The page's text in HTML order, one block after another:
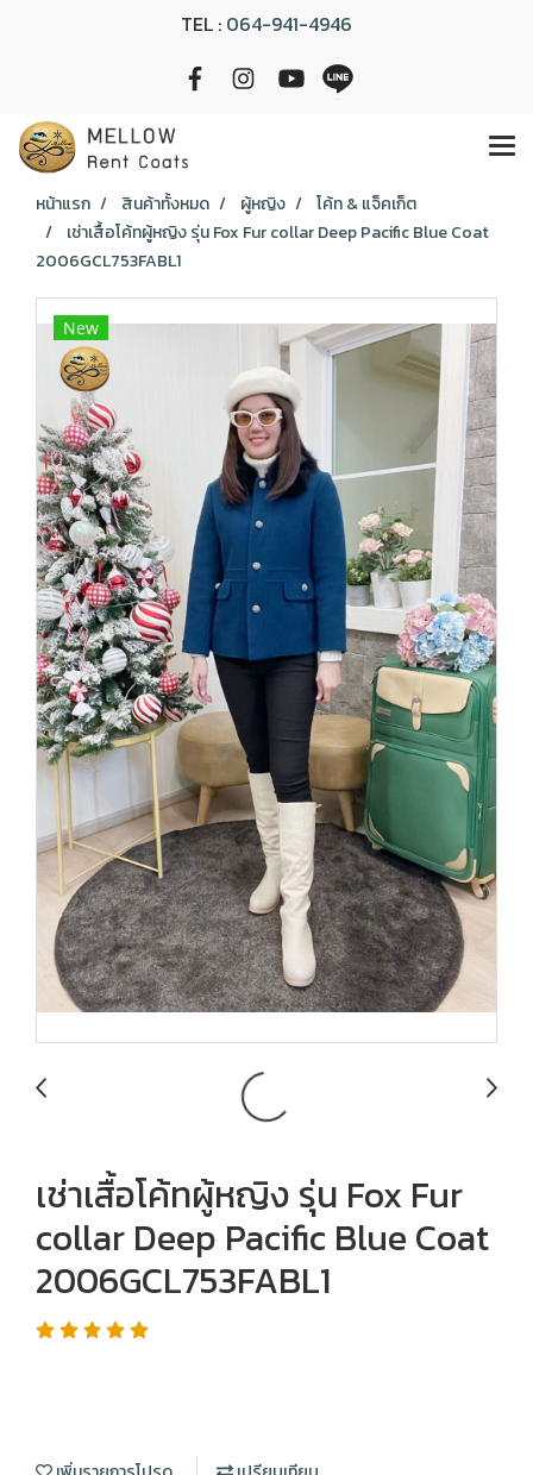
TEL : 064-941-4946
หน้าแรก สินค้าทั้งหมด ผู้หญิง
โค้ท & แจ็คเก็ต
เช่าเสื้อโค้ทผู้หญิง รุ่น Fox Fur collar Deep Pacific Blue Coat
2006GCL753FABL1
New
เช่าเสื้อโค้ทผู้หญิง รุ่น Fox Fur
collar Deep Pacific Blue Coat
2006GCL753FABL1